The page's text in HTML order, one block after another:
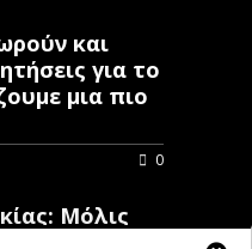
και
για το
μια πιο
0
Μόλις
κλειστών